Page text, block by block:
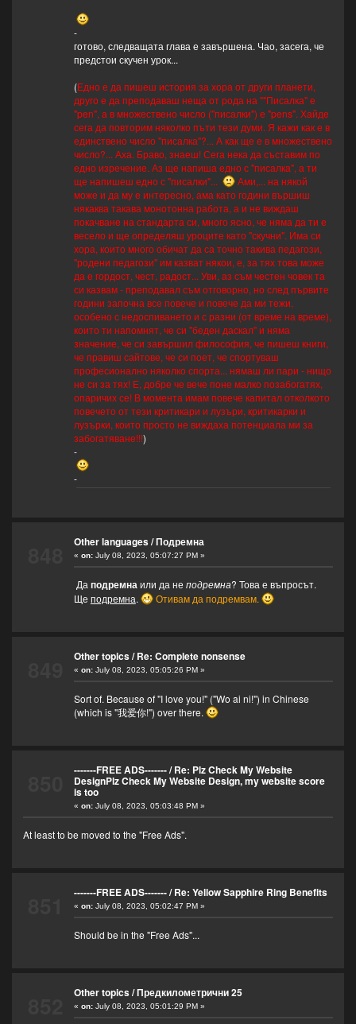
-
готово, следващата глава е завършена. Чао, засега, че
предстои скучен урок...
(Едно е да пишеш история за хора от други планети,
друго е да преподаваш неща от рода на ""Писалка" е
"pen", а в множествено число ("писалки") е "pens". Хайде
сега да повторим няколко пъти тези думи. Я кажи как е в
единствено число "писалка"?... А как ще е в множествено
число?... Аха. Браво, знаеш! Сега нека да съставим по
едно изречение. Аз ще напиша едно с "писалка", а ти
ще напишеш едно с "писалки"...
Ами,... на някой
може и да му е интересно, ама като години вършиш
някаква такава монотонна работа, а и не виждаш
покачване на стандарта си, много ясно, че няма да ти е
весело и ще определяш уроците като "скучни". Има си
хора, които много обичат да са точно такива педагози,
"родени педагози" им казват някои, е, за тях това може
да е гордост, чест, радост... Уви, аз съм честен човек та
си казвам - преподавал съм отговорно, но след първите
години започна все повече и повече да ми тежи,
особено с недоспиването и с разни (от време на време),
които ти напомнят, че си "беден даскал" и няма
значение, че си завършил философия, че пишеш книги,
че правиш сайтове, че си поет, че спортуваш
професионално няколко спорта... нямаш ли пари - нищо
не си за тях! Е, добре че вече поне малко позабогатях,
опаричих се! В момента имам повече капитал отколкото
повечето от тези критикари и лузъри, критикарки и
лузърки, които просто не виждаха потенциала ми за
забогатяване!!!)
-
-
Other languages/Подремна
« on:July 08, 2023, 05:07:27 PM »
Даподремнаили да не подремна? Това е въпросът.
Ще подремна. Отивам да подремвам.
Other topics/Re: Complete nonsense
« on:July 08, 2023, 05:05:26 PM »
Sort of. Because of "I love you!" ("Wo ai ni!") in Chinese
(which is "我爱你!") over there.
-------FREE ADS-------/Re: Plz Check My Website
DesignPlz Check My Website Design, my website score
is too
« on:July 08, 2023, 05:03:48 PM »
At least to be moved to the "Free Ads".
-------FREE ADS-------/Re: Yellow Sapphire Ring Benefits
« on:July 08, 2023, 05:02:47 PM »
Should be in the "Free Ads"...
Other topics/Предкилометрични 25
« on:July 08, 2023, 05:01:29 PM »